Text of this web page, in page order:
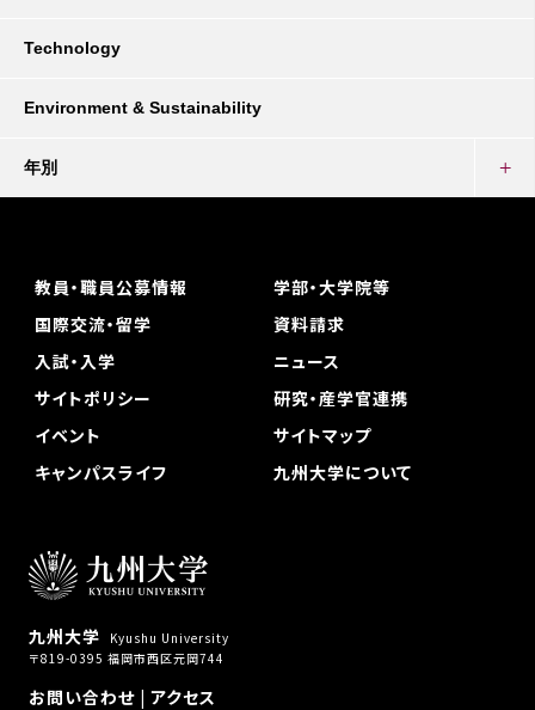
Technology
Environment & Sustainability
年別
九州大学
Kyushu University
〒819-0395 福岡市西区元岡744
お問い合わせ| アクセス
教員・職員公募情報
学部・大学院等
国際交流・留学
資料請求
入試・入学
ニュース
サイトポリシー
研究・産学官連携
イベント
サイトマップ
キャンパスライフ
九州大学について